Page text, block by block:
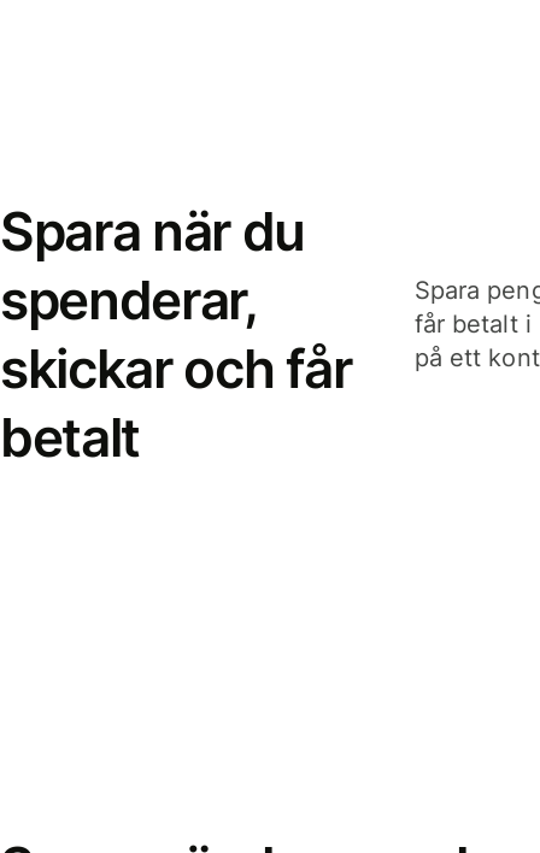
Spara när du
spenderar,
skickar och får
betalt
Spara
får betalt i
på ett